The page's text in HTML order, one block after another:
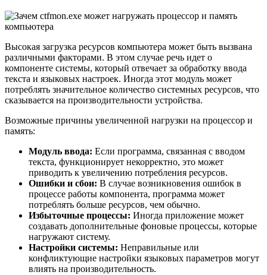
Высокая загрузка ресурсов компьютера может быть вызвана
различными факторами. В этом случае речь идет о
компоненте системы, который отвечает за обработку ввода
текста и языковых настроек. Иногда этот модуль может
потреблять значительное количество системных ресурсов, что
сказывается на производительности устройства.
Возможные причины увеличенной нагрузки на процессор и
память:
Модуль ввода: Если программа, связанная с вводом
текста, функционирует некорректно, это может
приводить к увеличению потребления ресурсов.
Ошибки и сбои: В случае возникновения ошибок в
процессе работы компонента, программа может
потреблять больше ресурсов, чем обычно.
Избыточные процессы: Иногда приложение может
создавать дополнительные фоновые процессы, которые
нагружают систему.
Настройки системы: Неправильные или
конфликтующие настройки языковых параметров могут
влиять на производительность.